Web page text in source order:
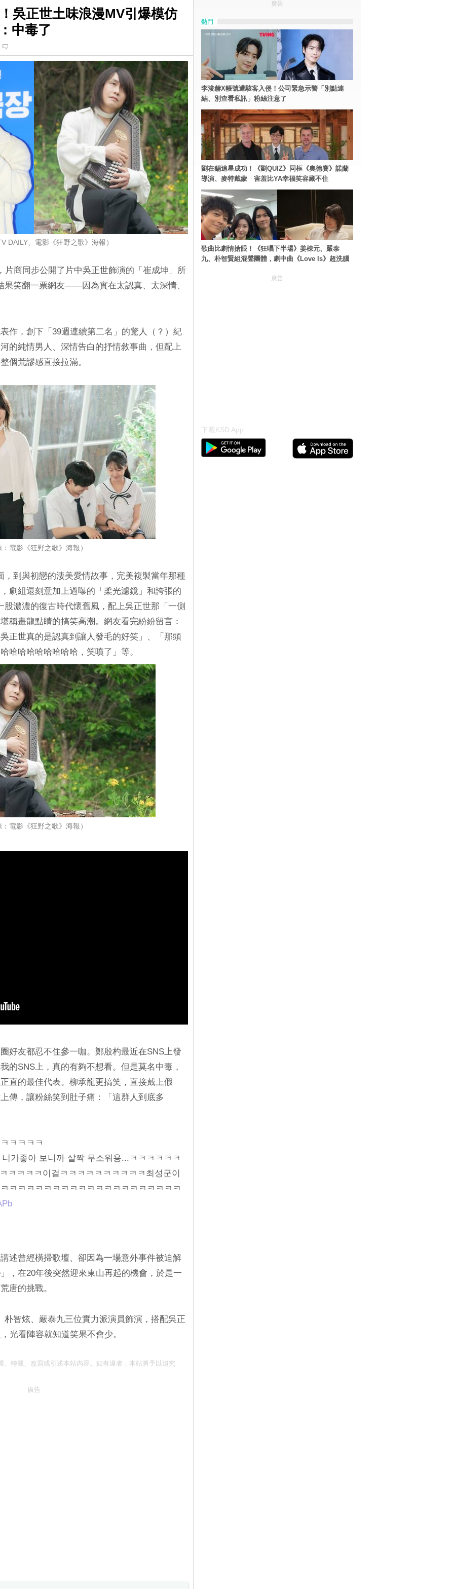
吳正世土味浪漫MV引爆模仿
中毒了
DAILY、電影《狂野之歌》海報）
片商同步公開了片中吳正世飾演的「崔成坤」所
果笑翻一票網友——因為實在太認真、太深情、
作，創下「39週連續第二名」的驚人（？）紀
的純情男人、深情告白的抒情敘事曲，但配上
個荒謬感直接拉滿。
電影《狂野之歌》海報）
到與初戀的淒美愛情故事，完美複製當年那種
劇組還刻意加上過曝的「柔光濾鏡」和誇張的
濃濃的復古時代懷舊風，配上吳正世那「一側
稱畫龍點睛的搞笑高潮。網友看完紛紛留言：
正世真的是認真到讓人發毛的好笑」、「那頭
哈哈哈哈哈哈哈哈，笑噴了」等。
電影《狂野之歌》海報）
好友都忍不住參一咖。鄭殷杓最近在SNS上發
的SNS上，真的有夠不想看。但是莫名中毒，
直的最佳代表。柳承龍更搞笑，直接戴上假
傳，讓粉絲笑到肚子痛：「這群人到底多
ㅋㅋㅋㅋ
가좋아 보니까 살짝 무소워용...ㅋㅋㅋㅋㅋㅋ
ㅋㅋㅋㅋ이걸ㅋㅋㅋㅋㅋㅋㅋㅋㅋㅋ최성군이
ㅋㅋㅋㅋㅋㅋㅋㅋㅋㅋㅋㅋㅋㅋㅋㅋㅋㅋㅋㅋ
述曾經橫掃歌壇、卻因為一場意外事件被迫解
，在20年後突然迎來東山再起的機會，於是一
唐的挑戰。
朴智炫、嚴泰九三位實力派演員飾演，搭配吳正
光看陣容就知道笑果不會少。
轉載、改寫或引述本站內容。如有違者，本站將予以追究
廣告
廣告
熱門
李浚赫X帳號遭駭客入侵！公司緊急示警「別點連
結、別查看私訊」粉絲注意了
劉在錫追星成功！《劉QUIZ》同框《奧德賽》諾蘭
導演、麥特戴蒙 害羞比YA幸福笑容藏不住
歌曲比劇情搶眼！《狂唱下半場》姜棟元、嚴泰
九、朴智賢組混聲團體，劇中曲《Love Is》超洗腦
廣告
下載KSD App